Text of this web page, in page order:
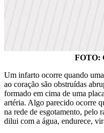
FOTO:
Um infarto ocorre quando
ao coração são obstruídas
formado em cima de uma
artéria. Algo parecido ocorre
na rede de esgotamento, pelo
dilui com a água, endurece,